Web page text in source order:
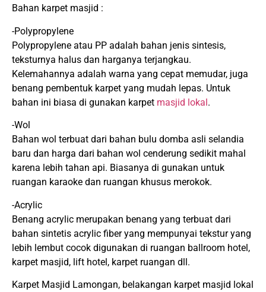
Bahan karpet masjid :
-Polypropylene
Polypropylene atau PP adalah bahan jenis sintesis,
teksturnya halus dan harganya terjangkau.
Kelemahannya adalah warna yang cepat memudar, juga
benang pembentuk karpet yang mudah lepas. Untuk
bahan ini biasa di gunakan karpet masjid lokal.
-Wol
Bahan wol terbuat dari bahan bulu domba asli selandia
baru dan harga dari bahan wol cenderung sedikit mahal
karena lebih tahan api. Biasanya di gunakan untuk
ruangan karaoke dan ruangan khusus merokok.
-Acrylic
Benang acrylic merupakan benang yang terbuat dari
bahan sintetis acrylic fiber yang mempunyai tekstur yang
lebih lembut cocok digunakan di ruangan ballroom hotel,
karpet masjid, lift hotel, karpet ruangan dll.
Karpet Masjid Lamongan, belakangan karpet masjid lokal